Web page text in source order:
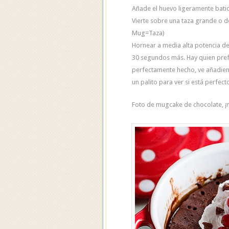
Añade el huevo ligeramente
Vierte sobre una taza grande o
Mug=Taza)
Hornear a media alta potencia
30 segundos más. Hay quien
perfectamente hecho, ve
un palito para ver si está
Foto de mugcake de chocolate,